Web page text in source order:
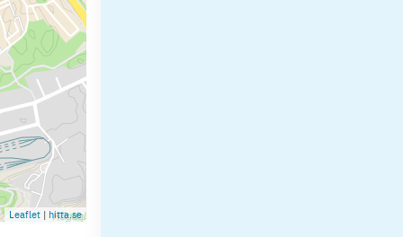
Leaflet | hitta.se